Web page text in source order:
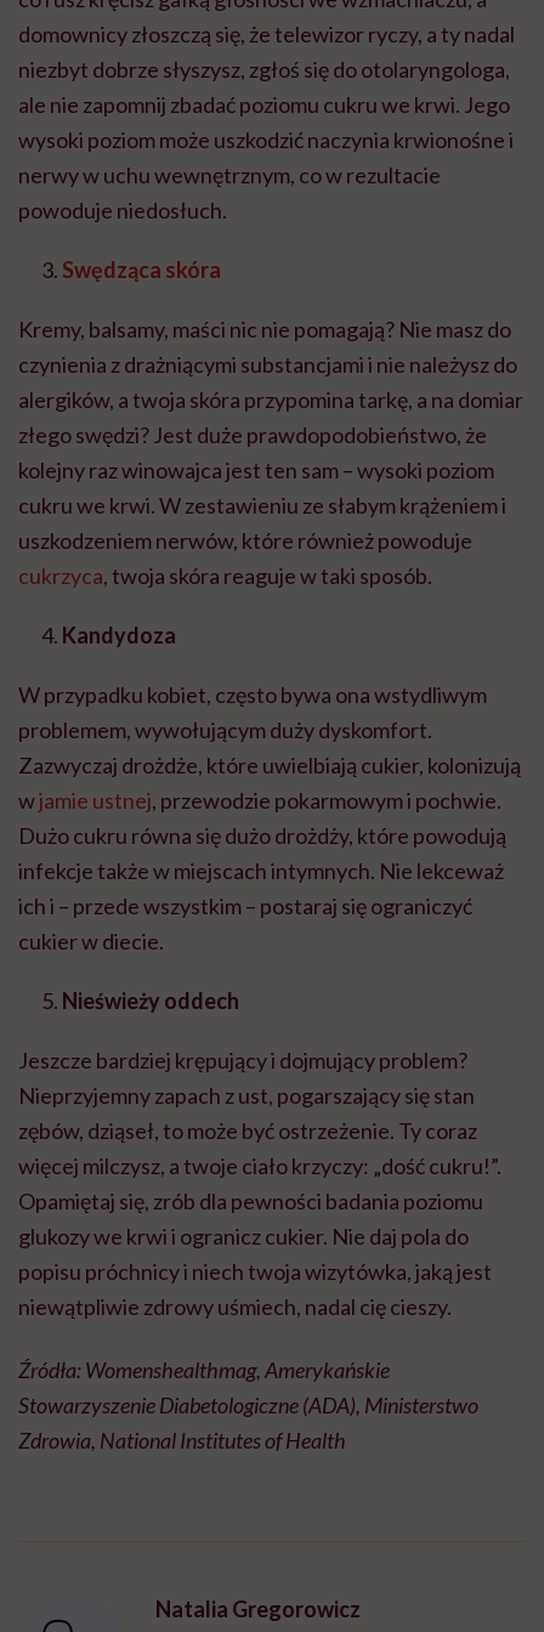
domownicy złoszczą się, że telewizor ryczy, a ty nadal
niezbyt dobrze słyszysz, zgłoś się do otolaryngologa,
ale nie zapomnij zbadać poziomu cukru we krwi. Jego
wysoki poziom może uszkodzić naczynia krwionośne i
nerwy w uchu wewnętrznym, co w rezultacie
powoduje niedosłuch.
Swędząca skóra
Kremy, balsamy, maści nic nie pomagają? Nie masz do
czynienia z drażniącymi substancjami i nie należysz do
alergików, a twoja skóra przypomina tarkę, a na domiar
złego swędzi? Jest duże prawdopodobieństwo, że
kolejny raz winowajca jest ten sam – wysoki poziom
cukru we krwi. W zestawieniu ze słabym krążeniem i
uszkodzeniem nerwów, które również powoduje
cukrzyca, twoja skóra reaguje w taki sposób.
Kandydoza
W przypadku kobiet, często bywa ona wstydliwym
problemem, wywołującym duży dyskomfort.
Zazwyczaj drożdże, które uwielbiają cukier, kolonizują
wjamie ustnej, przewodzie pokarmowym i pochwie.
Dużo cukru równa się dużo drożdży, które powodują
infekcje także w miejscach intymnych. Nie lekceważ
ich i – przede wszystkim – postaraj się ograniczyć
cukier w diecie.
Nieświeży oddech
Jeszcze bardziej krępujący i dojmujący problem?
Nieprzyjemny zapach z ust, pogarszający się stan
zębów, dziąseł, to może być ostrzeżenie. Ty coraz
więcej milczysz, a twoje ciało krzyczy: „dość cukru!”.
Opamiętaj się, zrób dla pewności badania poziomu
glukozy we krwi i ogranicz cukier. Nie daj pola do
popisu próchnicy i niech twoja wizytówka, jaką jest
niewątpliwie zdrowy uśmiech, nadal cię cieszy.
Źródła: Womenshealthmag, Amerykańskie
Stowarzyszenie Diabetologiczne (ADA), Ministerstwo
Zdrowia, National Institutes of Health
Natalia Gregorowicz